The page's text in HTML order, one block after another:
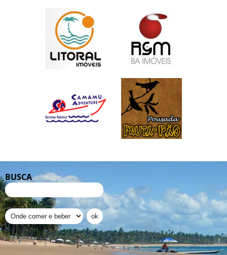
BUSCA
buscar em